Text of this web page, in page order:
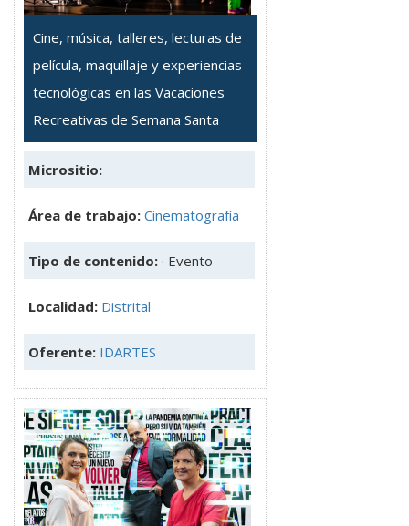
Cine, música, talleres, lecturas de
película, maquillaje y experiencias
tecnológicas en las Vacaciones
Recreativas de Semana Santa
Micrositio:
Área de trabajo: Cinematografía
Tipo de contenido: · Evento
Localidad: Distrital
Oferente: IDARTES